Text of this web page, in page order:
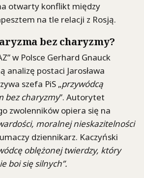
otwarty konflikt między
na tle relacji z Rosją.
bez charyzmy?
w Polsce Gerhard Gnauck
analizę postaci Jarosława
szefa PiS „przywódcą
bez charyzmy”. Autorytet
zwolenników opiera się na
moralnej nieskazitelności
dziennikarz. Kaczyński
oblężonej twierdzy, który
boi się silnych”.